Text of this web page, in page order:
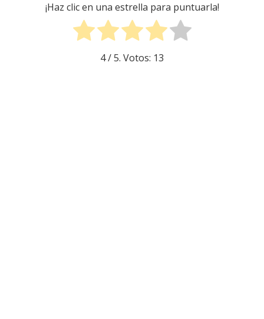
¡Haz clic en una estrella para puntuarla!
4/ 5. Votos: 13